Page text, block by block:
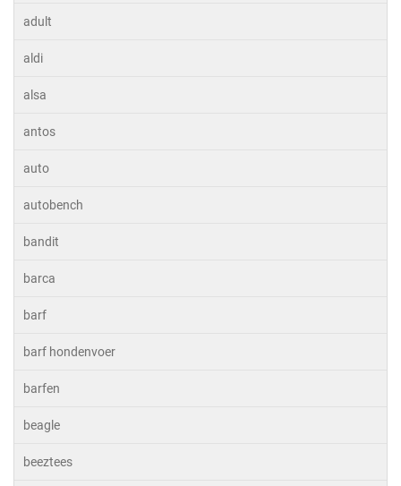
adult
aldi
alsa
antos
auto
autobench
bandit
barca
barf
barf hondenvoer
barfen
beagle
beeztees